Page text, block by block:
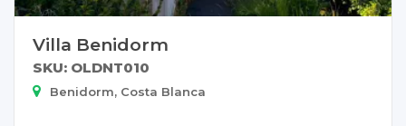
Villa Benidorm
SKU: OLDNT010
Benidorm, Costa Blanca